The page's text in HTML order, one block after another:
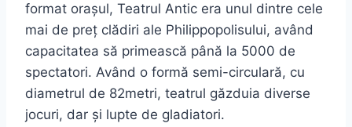
format orașul, Teatrul Antic era unul dintre cele
mai de preț clădiri ale Philippopolisului, având
capacitatea să primească până la 5000 de
spectatori. Având o formă semi-circulară, cu
diametrul de 82metri, teatrul găzduia diverse
jocuri, dar și lupte de gladiatori.